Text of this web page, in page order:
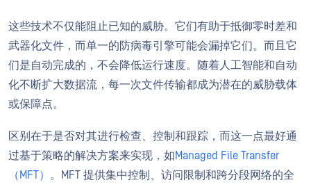
这些技术不仅能阻止已知的威胁。它们有助于抵御零时差和
武器化文件，而单一的防病毒引擎可能会漏掉它们。而且它
们是自动完成的，不会降低运行速度。随着人工智能和自动
化不断扩大数据流，每一次文件传输都成为潜在的威胁载体
或保障点。
区别在于是否对其进行检查、控制和跟踪，而这一点最好通
过基于策略的解决方案来实现，如Managed File Transfer
（MFT） 。MFT 提供集中控制、访问限制和跨分段网络的全